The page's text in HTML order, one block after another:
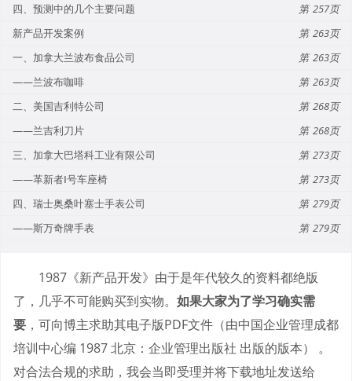
四、预测中的几个主要问题
257
新产品开发案例
263
一、加拿大兰波布食品公司
263
——兰波布咖啡
263
二、美国吉利特公司
268
——兰吉利刀片
268
三、加拿大巴塔科工业有限公司
273
——革新者Ⅰ号车座椅
273
四、瑞士奥桑叶塞士手表公司
279
——斯万奇牌手表
279
1987《新产品开发》由于是年代较久的资料都绝版
了，几乎不可能购买到实物。 如果大家为了学习确实需
要 ，可向博主求助其电子版PDF文件（由中国企业管理成都
培训中心编 1987 北京：企业管理出版社 出版的版本） 。
对合法合规的求助，我会当即受理并将下载地址发送给